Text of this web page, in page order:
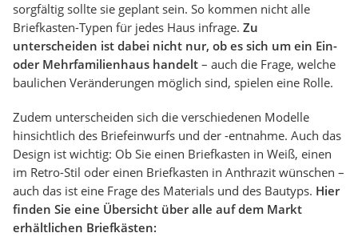
sorgfältig sollte sie geplant sein. So kommen nicht alle
Briefkasten-Typen für jedes Haus infrage. Zu
unterscheiden ist dabei nicht nur, ob es sich um ein Ein-
oder Mehrfamilienhaus handelt – auch die Frage, welche
baulichen Veränderungen möglich sind, spielen eine Rolle.
Zudem unterscheiden sich die verschiedenen Modelle
hinsichtlich des Briefeinwurfs und der -entnahme. Auch das
Design ist wichtig: Ob Sie einen Briefkasten in Weiß, einen
im Retro-Stil oder einen Briefkasten in Anthrazit wünschen –
auch das ist eine Frage des Materials und des Bautyps. Hier
finden Sie eine Übersicht über alle auf dem Markt
erhältlichen Briefkästen: